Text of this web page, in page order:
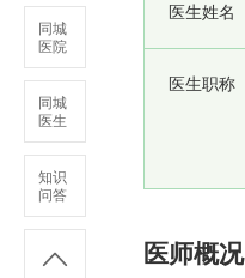
同城
医院
同城
医生
知识
问答
医生姓名
医生职称
医师概况